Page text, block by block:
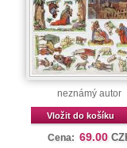
neznámý autor
Vložit do košíku
Cena: 69.00